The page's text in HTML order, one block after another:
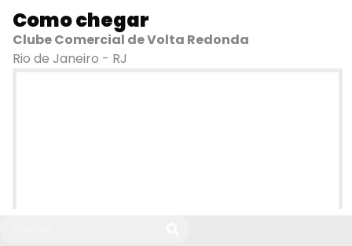
Como chegar
Clube Comercial de Volta Redonda
Rio de Janeiro - RJ